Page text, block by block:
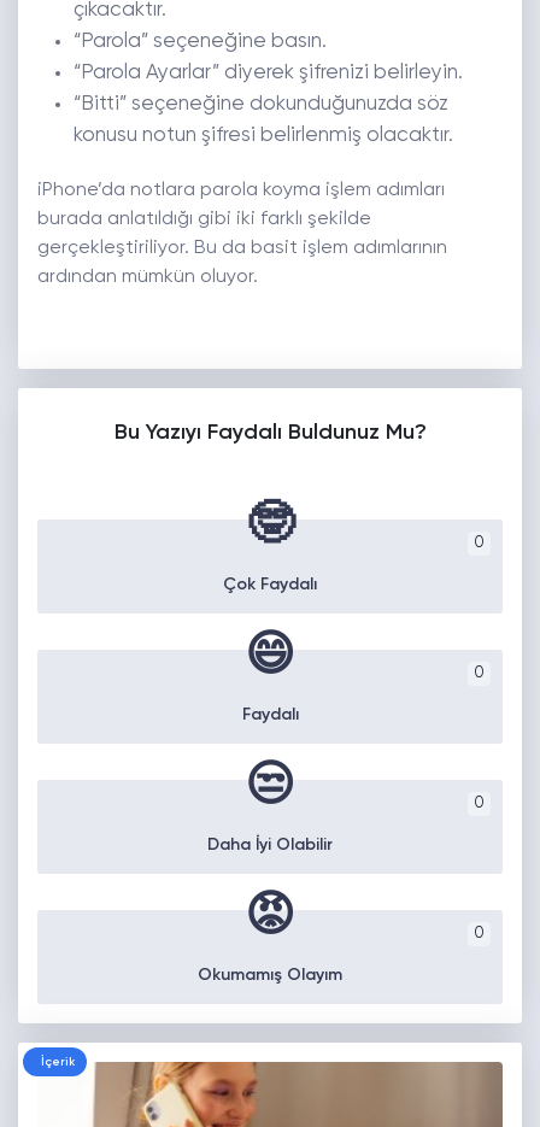
çıkacaktır.
“Parola” seçeneğine basın.
“Parola Ayarlar” diyerek şifrenizi belirleyin.
“Bitti” seçeneğine dokunduğunuzda söz
konusu notun şifresi belirlenmiş olacaktır.
iPhone’da notlara parola koyma işlem adımları
burada anlatıldığı gibi iki farklı şekilde
gerçekleştiriliyor. Bu da basit işlem adımlarının
ardından mümkün oluyor.
Bu Yazıyı Faydalı Buldunuz Mu?
0
🤓
Çok Faydalı
0
😄
Faydalı
0
😒
Daha İyi Olabilir
0
😡
Okumamış Olayım
İçerik